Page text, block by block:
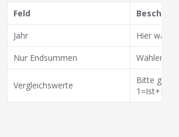
Feld
Jahr
Hier
Nur Endsummen
Wählen
Vergleichswerte
Bitte